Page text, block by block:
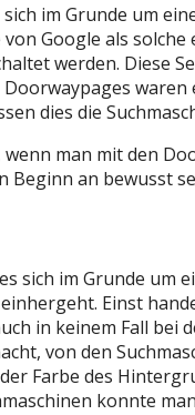
im Grunde um
Google als
werden. Diese
dies die
man mit den
Beginn an bewusst
sich im Grunde um
Einst
in keinem Fall bei
von den
Farbe des
konnte